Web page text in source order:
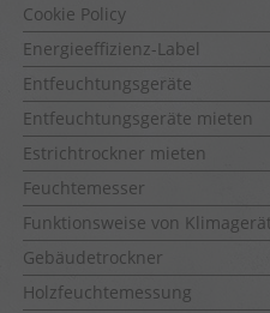
Cookie Policy
Energieeffizienz-Label
Entfeuchtungsgeräte
Entfeuchtungsgeräte mieten
Estrichtrockner mieten
Feuchtemesser
Funktionsweise von
Gebäudetrockner
Holzfeuchtemessung